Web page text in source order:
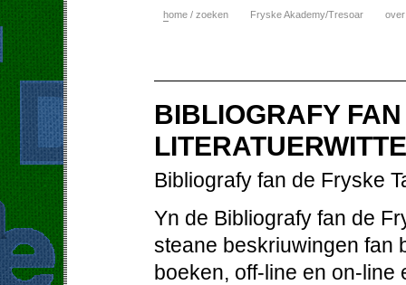
home / zoeken Fryske Akademy/Tresoar
BIBLIOGRAFY
Bibliografy fan de Fryske
Yn de Bibliografy fan de
steane beskriuwingen fan
boeken, off-line en on-line